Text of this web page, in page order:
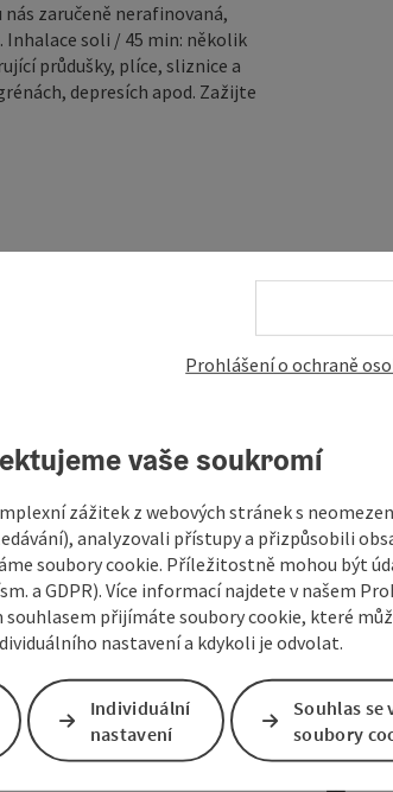
zaručeně nerafinovaná,
Inhalace soli / 45 min: několik
průdušky, plíce, sliznice a
depresích apod. Zažijte
Prohlášení o ochraně
vaše soukromí
zážitek z webových stránek s
analyzovali přístupy a přizpůsobili
soubory cookie. Příležitostně mohou být
a GDPR). Více informací najdete v našem
souhlasem přijímáte soubory cookie, které
nastavení a kdykoli je odvolat.
Individuální
nastavení
Souhlas se
soubory